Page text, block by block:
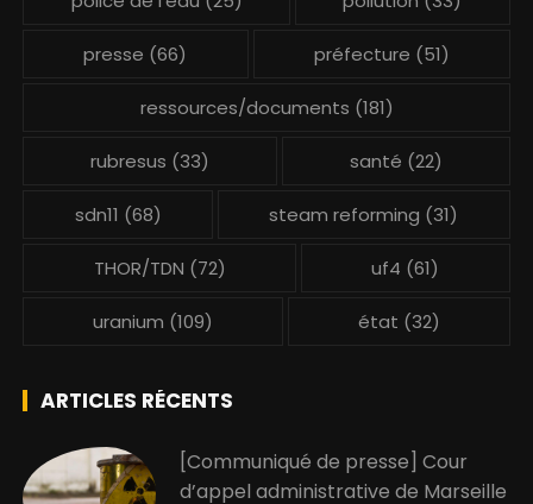
presse (66) préfecture (51)
ressources/documents (181)
rubresus (33) santé (22)
sdn11 (68) steam reforming (31)
THOR/TDN (72) uf4 (61)
uranium (109) état (32)
ARTICLES RÉCENTS
[Communiqué de presse] Cour
d’appel administrative de Marseille